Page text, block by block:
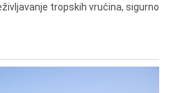
tropskih vrućina, sigurno